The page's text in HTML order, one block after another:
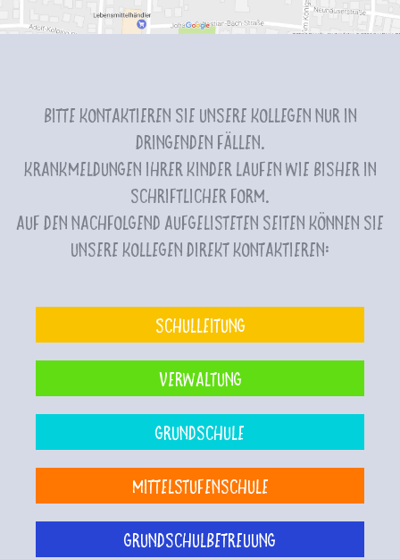
Bitte kontaktieren Sie unsere Kollegen nur in
dringenden Fällen.
Krankmeldungen Ihrer Kinder laufen wie bisher in
schriftlicher Form.
Auf den nachfolgend aufgelisteten Seiten können Sie
unsere Kollegen direkt kontaktieren:
Schulleitung
Verwaltung
Grundschule
Mittelstufenschule
Grundschulbetreuung